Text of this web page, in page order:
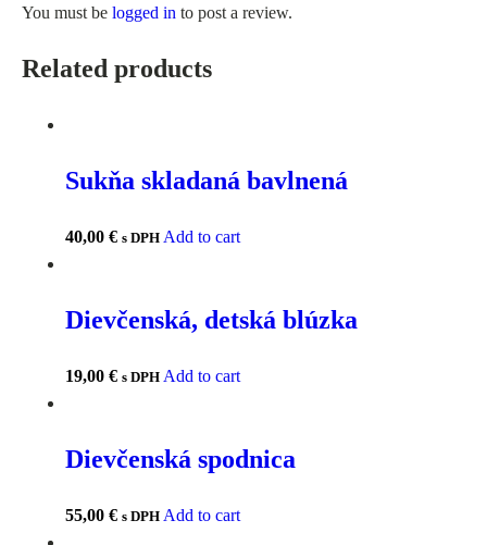
You must be logged in to post a review.
Related products
Sukňa skladaná bavlnená
40,00 € s DPH Add to cart
Dievčenská, detská blúzka
19,00 € s DPH Add to cart
Dievčenská spodnica
55,00 € s DPH Add to cart